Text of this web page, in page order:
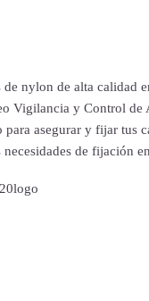
de nylon de alta calidad
Vigilancia y Control
para asegurar y fijar tus
necesidades de fijación en